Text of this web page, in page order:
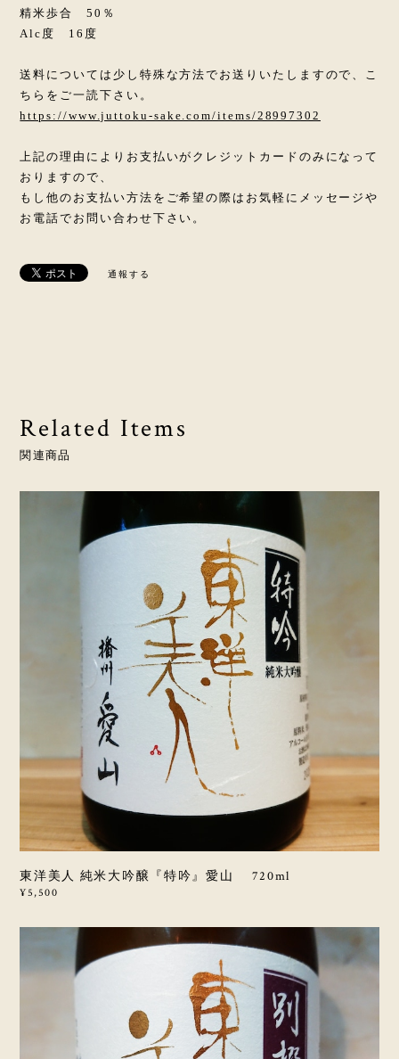
精米歩合 50％
Alc度 16度
送料については少し特殊な方法でお送りいたしますので、こ
ちらをご一読下さい。
https://www.juttoku-sake.com/items/28997302
上記の理由によりお支払いがクレジットカードのみになって
おりますので、
もし他のお支払い方法をご希望の際はお気軽にメッセージや
お電話でお問い合わせ下さい。
通報する
Related Items
関連商品
東洋美人 純米大吟醸『特吟』愛山 720ml
¥5,500